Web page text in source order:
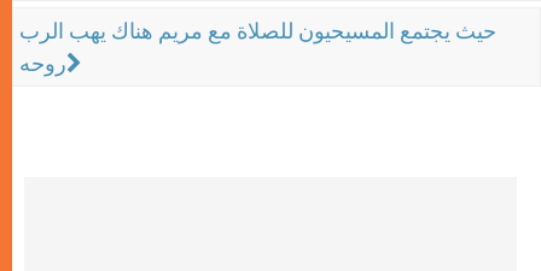
حيث يجتمع المسيحيون للصلاة مع مريم هناك يهب الرب
روحه